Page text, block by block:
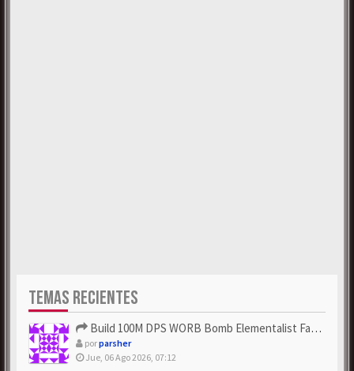
TEMAS RECIENTES
Build 100M DPS WORB Bomb Elementalist Fast - Grab POE Curren...
porparsher
Jue, 06 Ago 2026, 07:12